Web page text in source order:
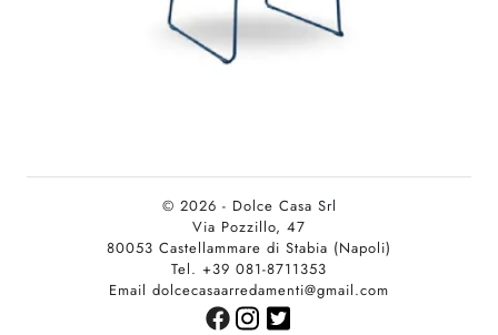
© 2026 - Dolce Casa Srl
Via Pozzillo, 47
80053 Castellammare di Stabia (Napoli)
Tel. +39 081-8711353
Email dolcecasaarredamenti@gmail.com